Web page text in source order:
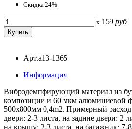
Скидка 24%
x 159 руб
Арт.a13-1365
Информация
Вибродемпфирующий материал из
композиции и 60 мкм алюминиевой
500х800мм 0,4m2. Примерный
двери: 2-3 листа, на задние двери: 2
на крышу: 2-3 листа, на багажник: 7-8